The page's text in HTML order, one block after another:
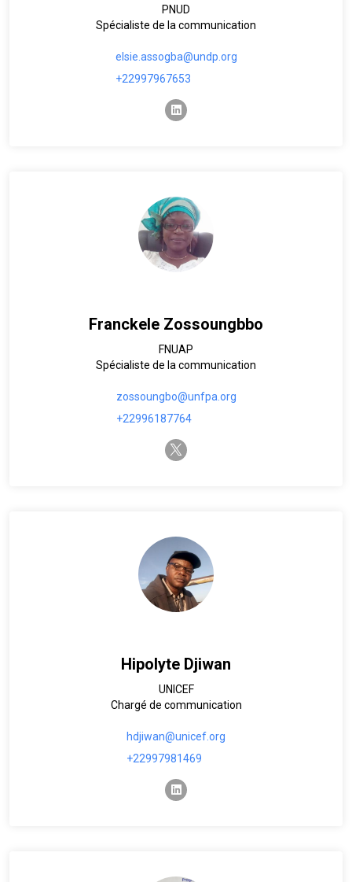
PNUD
Spécialiste de la communication
elsie.assogba@undp.org
+22997967653
linkedin
Franckele Zossoungbbo
FNUAP
Spécialiste de la communication
zossoungbo@unfpa.org
+22996187764
twitter-x
Hipolyte Djiwan
UNICEF
Chargé de communication
hdjiwan@unicef.org
+22997981469
linkedin